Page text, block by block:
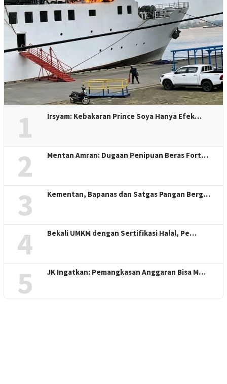
1 Irsyam: Kebakaran Prince Soya Hanya Efek…
2 Mentan Amran: Dugaan Penipuan Beras Fort…
3 Kementan, Bapanas dan Satgas Pangan Berg…
4 Bekali UMKM dengan Sertifikasi Halal, Pe…
5 JK Ingatkan: Pemangkasan Anggaran Bisa M…